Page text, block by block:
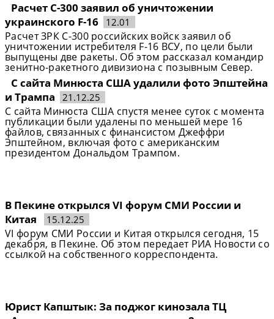
Расчет С-300 заявил об уничтожении
украинского F-16
12.01
Расчет ЗРК С-300 российских войск заявил об
уничтожении истребителя F-16 ВСУ, по цели были
выпущены две ракеты. Об этом рассказал командир
зенитно-ракетного дивизиона с позывным Север.
С сайта Минюста США удалили фото Эпштейна
и Трампа
21.12.25
С сайта Минюста США спустя менее суток с момента
публикации были удалены по меньшей мере 16
файлов, связанных с финансистом Джеффри
Эпштейном, включая фото с американским
президентом Дональдом Трампом.
В Пекине открылся VI форум СМИ России и
Китая
15.12.25
VI форум СМИ России и Китая открылся сегодня, 15
декабря, в Пекине. Об этом передает РИА Новости со
ссылкой на собственного корреспондента.
Юрист Капштык: За поджог кинозала ТЦ